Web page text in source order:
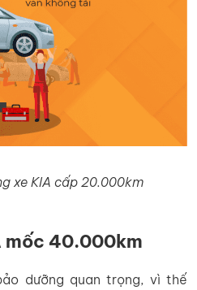
xe KIA cấp 20.000km
mốc 40.000km
dưỡng quan trọng, vì thế